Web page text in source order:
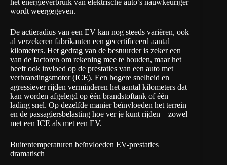
wordt weergegeven.
De actieradius van een EV kan nog steeds variëren, ook
al verzekeren fabrikanten een gecertificeerd aantal
kilometers. Het gedrag van de bestuurder is zeker een
van de factoren om rekening mee te houden, maar het
heeft ook invloed op de prestaties van een auto met
verbrandingsmotor (ICE). Een hogere snelheid en
agressiever rijden verminderen het aantal kilometers dat
kan worden afgelegd op één brandstoftank of één
lading snel. Op dezelfde manier beïnvloeden het terrein
en de passagiersbelasting hoe ver je kunt rijden – zowel
met een ICE als met een EV.
Buitentemperaturen beïnvloeden EV-prestaties
dramatisch